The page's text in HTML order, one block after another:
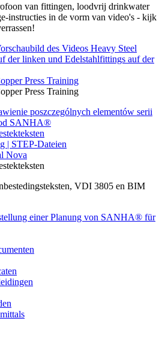
van fittingen, loodvrij drinkwater
instructies in de vorm van video's - kijk
Press Training
Press Training
| STEP-Dateien
Nova
VDI 3805 en BIM